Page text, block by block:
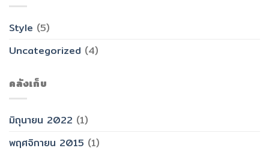
Style (5)
Uncategorized (4)
คลังเก็บ
มิถุนายน 2022 (1)
พฤศจิกายน 2015 (1)